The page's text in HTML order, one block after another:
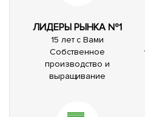
ЛИДЕРЫ РЫНКА №1
15 лет с Вами
Собственное
производство и
выращивание